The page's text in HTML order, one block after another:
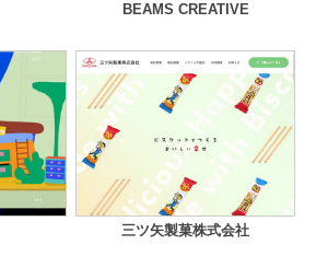
BEAMS CREATIVE
三ツ矢製菓株式会社